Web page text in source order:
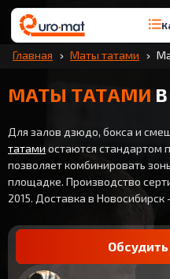
Главная Маты татами
МАТЫ ТАТАМИ
Для залов дзюдо, бокса и
татами остаются стандартом
позволяет комбинировать
площадке. Производство
2015. Доставка в